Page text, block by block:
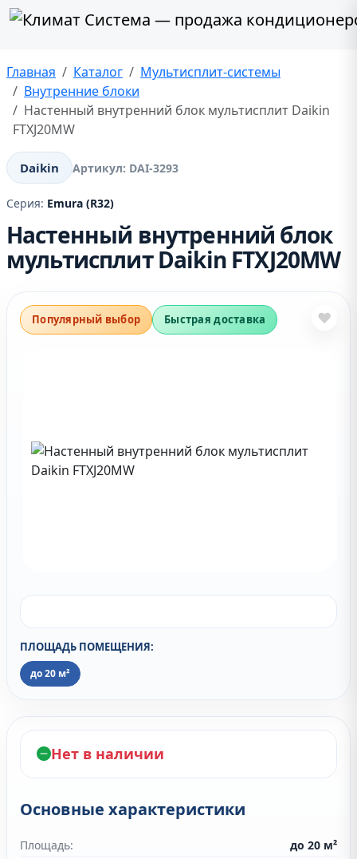
Главная Каталог
Мультисплит-системы
Внутренние блоки
Настенный внутренний блок мультисплит Daikin
FTXJ20MW
Daikin Артикул: DAI-3293
Серия: Emura (R32)
Настенный внутренний блок
мультисплит Daikin FTXJ20MW
Популярный выбор Быстрая доставка ❤
ПЛОЩАДЬ ПОМЕЩЕНИЯ:
до 20 м²
Нет в наличии
Основные характеристики
Площадь:
до 20 м²